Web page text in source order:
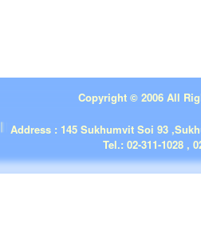
Copyright © 2006 All
| | |Address : 145 Sukhumvit Soi 93
Tel.: 02-311-1028 ,